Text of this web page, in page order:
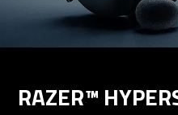
RAZER™